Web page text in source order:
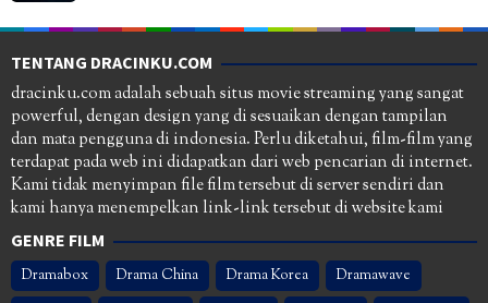
TENTANG DRACINKU.COM
dracinku.com adalah sebuah situs movie streaming yang sangat
powerful, dengan design yang di sesuaikan dengan tampilan
dan mata pengguna di indonesia. Perlu diketahui, film-film yang
terdapat pada web ini didapatkan dari web pencarian di internet.
Kami tidak menyimpan file film tersebut di server sendiri dan
kami hanya menempelkan link-link tersebut di website kami
GENRE FILM
Dramabox Drama China Drama Korea
Dramawave